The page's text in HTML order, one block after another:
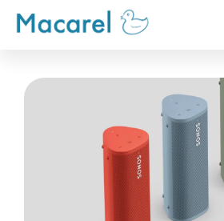
Passer